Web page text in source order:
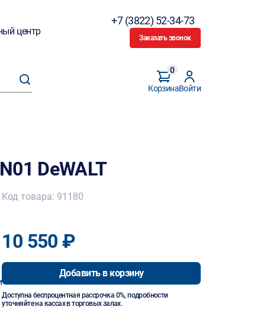
центр
+7 (3822) 52-34-73
Заказать звонок
Корзина
0
Войти
DeWALT
Код товара: 91180
10 550 ₽
Добавить в корзину
Доступна беспроцентная рассрочка 0%, подробности
уточняйте на кассах в торговых залах.